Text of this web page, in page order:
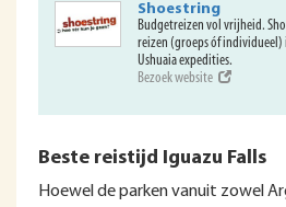
Shoestring
Budgetreizen vol vrijheid.
reizen (groeps óf individueel)
Ushuaia expedities.
Bezoek website
Beste reistijd Iguazu Falls
Hoewel de parken vanuit zowel